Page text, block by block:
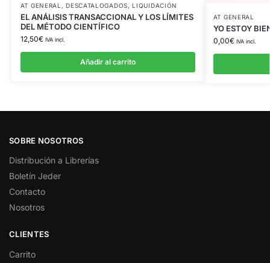
AT GENERAL ,DESCATALOGADOS,LIQUIDACIÓN
EL ANÁLISIS TRANSACCIONAL Y LOS LÍMITES
DEL MÉTODO CIENTÍFICO
12,50€ IVA incl.
Añadir al carrito
AT GENERAL
YO ESTOY
0,00€ IVA incl.
SOBRE NOSOTROS
Distribución a Librerías
Boletín Jeder
Contacto
Nosotros
CLIENTES
Carrito